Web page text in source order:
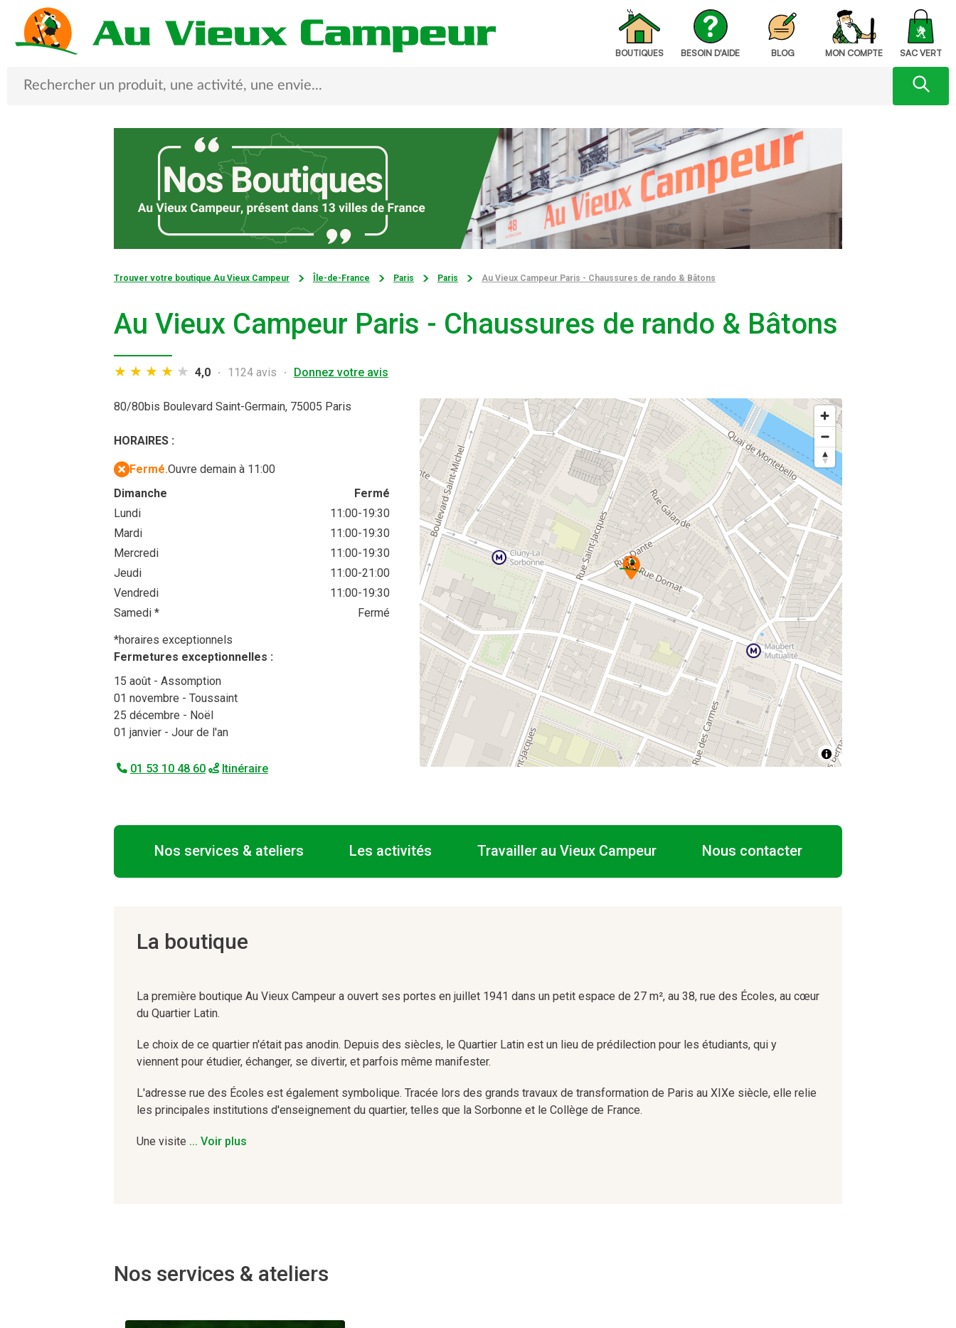
BOUTIQUES BESOIN D'AIDE BLOG MON COMPTE SAC VERT
Trouver votre boutique Au Vieux Campeur Île-de-France Paris Paris Au Vieux Campeur Paris - Chaussures de rando & Bâtons
Au Vieux Campeur Paris - Chaussures de rando & Bâtons
4,0 1124 avis Donnez votre avis
80/80bis Boulevard Saint-Germain, 75005 Paris
HORAIRES :
Fermé.Ouvre demain à 11:00
Dimanche
Fermé
Lundi
11:00-19:30
Mardi
11:00-19:30
Mercredi
11:00-19:30
Jeudi
11:00-21:00
Vendredi
11:00-19:30
Samedi *
Fermé
*horaires exceptionnels
Fermetures exceptionnelles :
15 août - Assomption
01 novembre - Toussaint
25 décembre - Noël
01 janvier - Jour de l'an
01 53 10 48 60 Itinéraire
Nos services & ateliers Les activités Travailler au Vieux Campeur Nous contacter
La boutique
La première boutique Au Vieux Campeur a ouvert ses portes en juillet 1941 dans un petit espace de 27 m², au 38, rue des Écoles, au cœur
du Quartier Latin.
Le choix de ce quartier n'était pas anodin. Depuis des siècles, le Quartier Latin est un lieu de prédilection pour les étudiants, qui y
viennent pour étudier, échanger, se divertir, et parfois même manifester.
L'adresse rue des Écoles est également symbolique. Tracée lors des grands travaux de transformation de Paris au XIXe siècle, elle relie
les principales institutions d'enseignement du quartier, telles que la Sorbonne et le Collège de France.
Une visite ... Voir plus
remplie de souvenirs.
Nos services & ateliers